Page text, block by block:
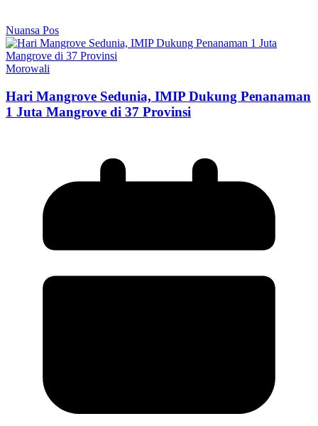
Nuansa Pos
Morowali
Hari Mangrove Sedunia, IMIP Dukung Penanaman
1 Juta Mangrove di 37 Provinsi